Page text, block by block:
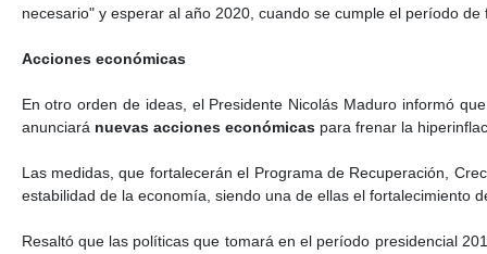
necesario" y esperar al año 2020, cuando se cumple el período
Acciones económicas
En otro orden de ideas, el Presidente Nicolás Maduro informó
anunciará nuevas acciones económicas para frenar la
Las medidas, que fortalecerán el Programa de Recuperación,
estabilidad de la economía, siendo una de ellas el fortalecimiento
Resaltó que las políticas que tomará en el período presidencial